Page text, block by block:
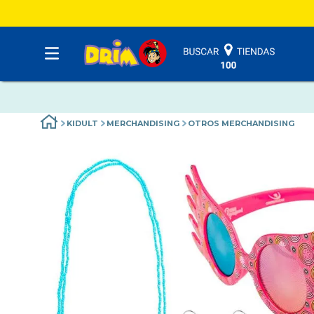
KIDULT MERCHANDISING OTROS MERCHANDISING